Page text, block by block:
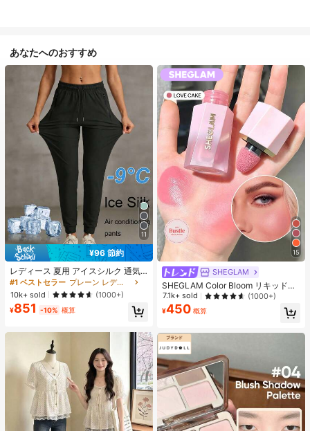
あなたへのおすすめ
11
¥96 節約
レディース 夏用 アイスシルク 通気
性 ランニングパンツ、速乾 軽量 ス
ポーツパンツ ジッパーポケット & ウ
エストバンド付き フィットネス & ジ
ョギング用 ブラック、アスレジャー
#1 ベストセラー
プレーン レディースパンツ
10k+ sold
(1000+)
¥851 -10% 概算
15
SHEGLAM
SHEGLAM Color Bloom リキッドチ
ークマット仕上げ-Love Cake チー
ク 女性と女の子のためのブランドビ
ューティーコスメメイクアップ
7.1k+ sold (1000+)
¥450 概算